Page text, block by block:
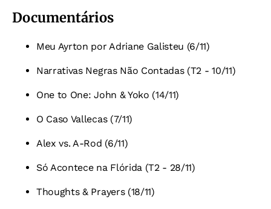
Documentários
Meu Ayrton por Adriane Galisteu (6/11)
Narrativas Negras Não Contadas (T2 - 10/11)
One to One: John & Yoko (14/11)
O Caso Vallecas (7/11)
Alex vs. A-Rod (6/11)
Só Acontece na Flórida (T2 - 28/11)
Thoughts & Prayers (18/11)